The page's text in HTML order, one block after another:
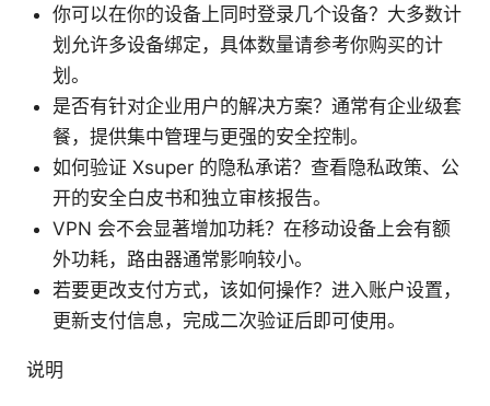
你可以在你的设备上同时登录几个设备？大多数计
划允许多设备绑定，具体数量请参考你购买的计
划。
是否有针对企业用户的解决方案？通常有企业级套
餐，提供集中管理与更强的安全控制。
如何验证 Xsuper 的隐私承诺？查看隐私政策、公
开的安全白皮书和独立审核报告。
VPN 会不会显著增加功耗？在移动设备上会有额
外功耗，路由器通常影响较小。
若要更改支付方式，该如何操作？进入账户设置，
更新支付信息，完成二次验证后即可使用。
说明